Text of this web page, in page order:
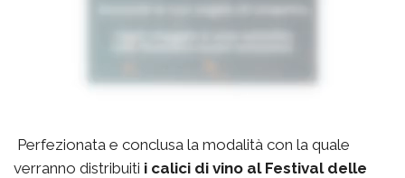
Perfezionata e conclusa la modalità con la quale
verranno distribuiti i calici di vino al Festival delle